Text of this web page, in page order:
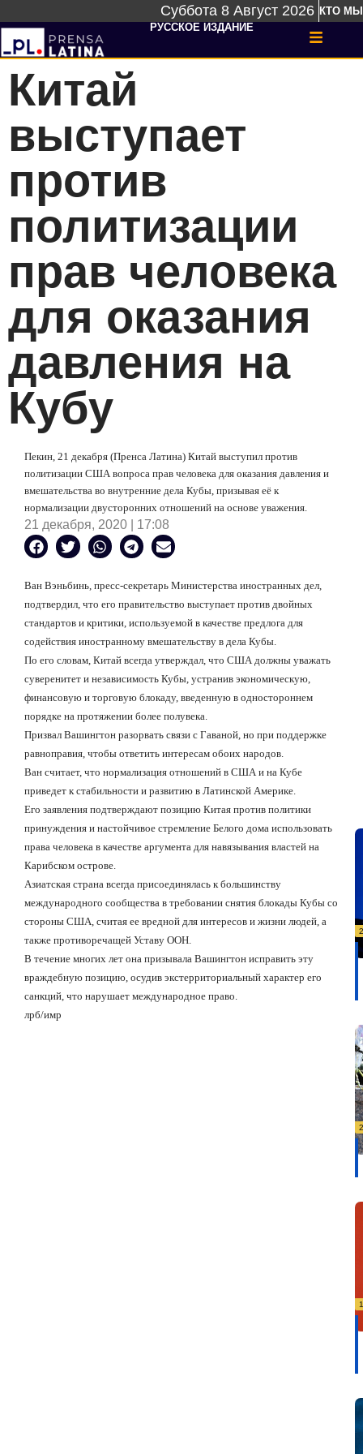
Суббота 8 Август 2026 КТО МЫ
РУССКОЕ ИЗДАНИЕ
Китай
выступает
против
политизации
прав человека
для оказания
давления на
Кубу
Пекин, 21 декабря (Пренса Латина) Китай выступил против
политизации США вопроса прав человека для оказания давления и
вмешательства во внутренние дела Кубы, призывая её к
нормализации двусторонних отношений на основе уважения.
21 декабря, 2020 | 17:08
Ван Вэньбинь, пресс-секретарь Министерства иностранных дел,
подтвердил, что его правительство выступает против двойных
стандартов и критики, используемой в качестве предлога для
содействия иностранному вмешательству в дела Кубы.
По его словам, Китай всегда утверждал, что США должны уважать
суверенитет и независимость Кубы, устранив экономическую,
финансовую и торговую блокаду, введенную в одностороннем
порядке на протяжении более полувека.
Призвал Вашингтон разорвать связи с Гаваной, но при поддержке
равноправия, чтобы ответить интересам обоих народов.
Ван считает, что нормализация отношений в США и на Кубе
приведет к стабильности и развитию в Латинской Америке.
Его заявления подтверждают позицию Китая против политики
принуждения и настойчивое стремление Белого дома использовать
права человека в качестве аргумента для навязывания властей на
Карибском острове.
Азиатская страна всегда присоединялась к большинству
международного сообщества в требовании снятия блокады Кубы со
стороны США, считая ее вредной для интересов и жизни людей, а
также противоречащей Уставу ООН.
В течение многих лет она призывала Вашингтон исправить эту
враждебную позицию, осудив экстерриториальный характер его
санкций, что нарушает международное право.
лрб/имр